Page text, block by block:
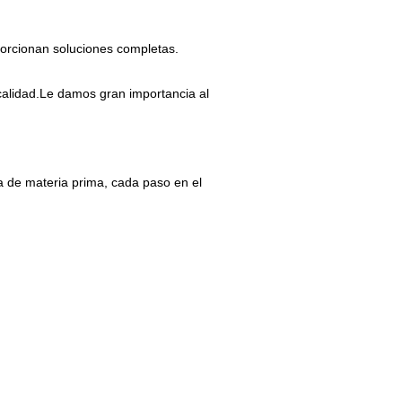
soluciones completas.
damos gran importancia al
de materia prima, cada paso en el